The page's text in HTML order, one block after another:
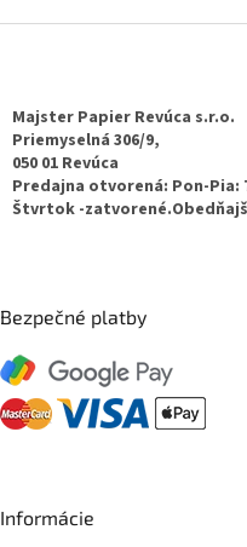
Majster Papier Revúca s.r.o.
Priemyselná 306/9,
050 01 Revúca
Predajna otvorená: Pon-Pia:
Štvrtok -
Bezpečné platby
Informácie